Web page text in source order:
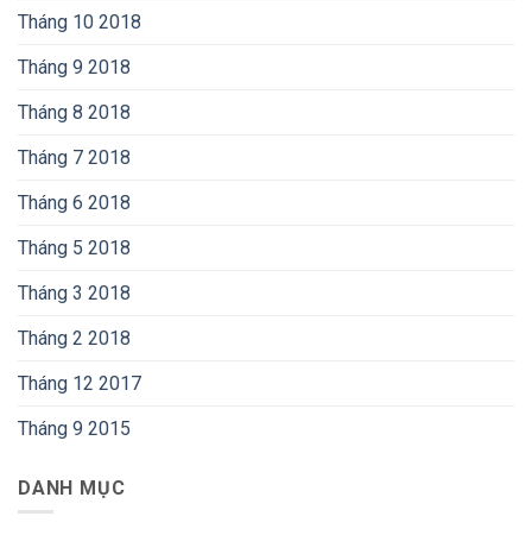
Tháng 10 2018
Tháng 9 2018
Tháng 8 2018
Tháng 7 2018
Tháng 6 2018
Tháng 5 2018
Tháng 3 2018
Tháng 2 2018
Tháng 12 2017
Tháng 9 2015
DANH MỤC